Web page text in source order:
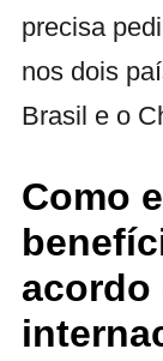
precisa
nos dois
Brasil e o
Como
acordo